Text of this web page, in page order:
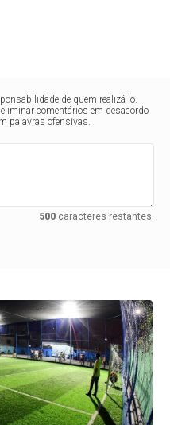
de quem realizá-lo.
comentários em desacordo
palavras ofensivas.
500caracteres restantes.